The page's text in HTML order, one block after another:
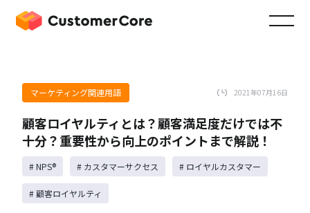
マーケティング関連用語 2021年07月16日
顧客ロイヤルティとは？顧客満足度だけでは不
十分？重要性から向上のポイントまで解説！
# NPS®️ # カスタマーサクセス # ロイヤルカスタマー
# 顧客ロイヤルティ